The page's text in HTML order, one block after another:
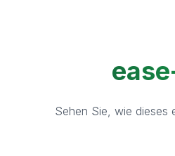
Sehen Sie, wie dieses